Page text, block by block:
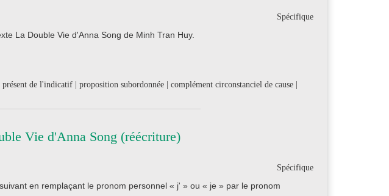
Spécifique
La Double Vie d'Anna Song de Minh Tran Huy.
de l'indicatif | proposition subordonnée | complément circonstanciel de cause |
Vie d'Anna Song (réécriture)
Spécifique
en remplaçant le pronom personnel « j' » ou « je » par le pronom